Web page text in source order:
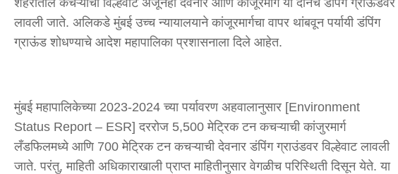
शहरातील कचऱ्याची विल्हेवाट अजूनही देवनार आणि कांजूरमार्ग या दोनच डंपिंग ग्राऊंडवर
लावली जाते. अलिकडे मुंबई उच्च न्यायालयाने कांजूरमार्गचा वापर थांबवून पर्यायी डंपिंग
ग्राऊंड शोधण्याचे आदेश महापालिका प्रशासनाला दिले आहेत.
मुंबई महापालिकेच्या 2023-2024 च्या पर्यावरण अहवालानुसार [Environment
Status Report – ESR] दररोज 5,500 मेट्रिक टन कचऱ्याची कांजुरमार्ग
लँडफिलमध्ये आणि 700 मेट्रिक टन कचऱ्याची देवनार डंपिंग ग्राउंडवर विल्हेवाट लावली
जाते. परंतु, माहिती अधिकाराखाली प्राप्त माहितीनुसार वेगळीच परिस्थिती दिसून येते. या